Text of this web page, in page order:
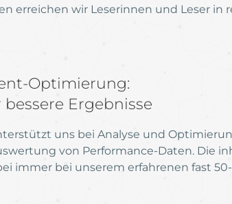
erreichen wir Leserinnen und Leser in
Optimierung:
Ergebnisse
uns bei Analyse und
von Performance-Daten. Die
immer bei unserem erfahrenen fast